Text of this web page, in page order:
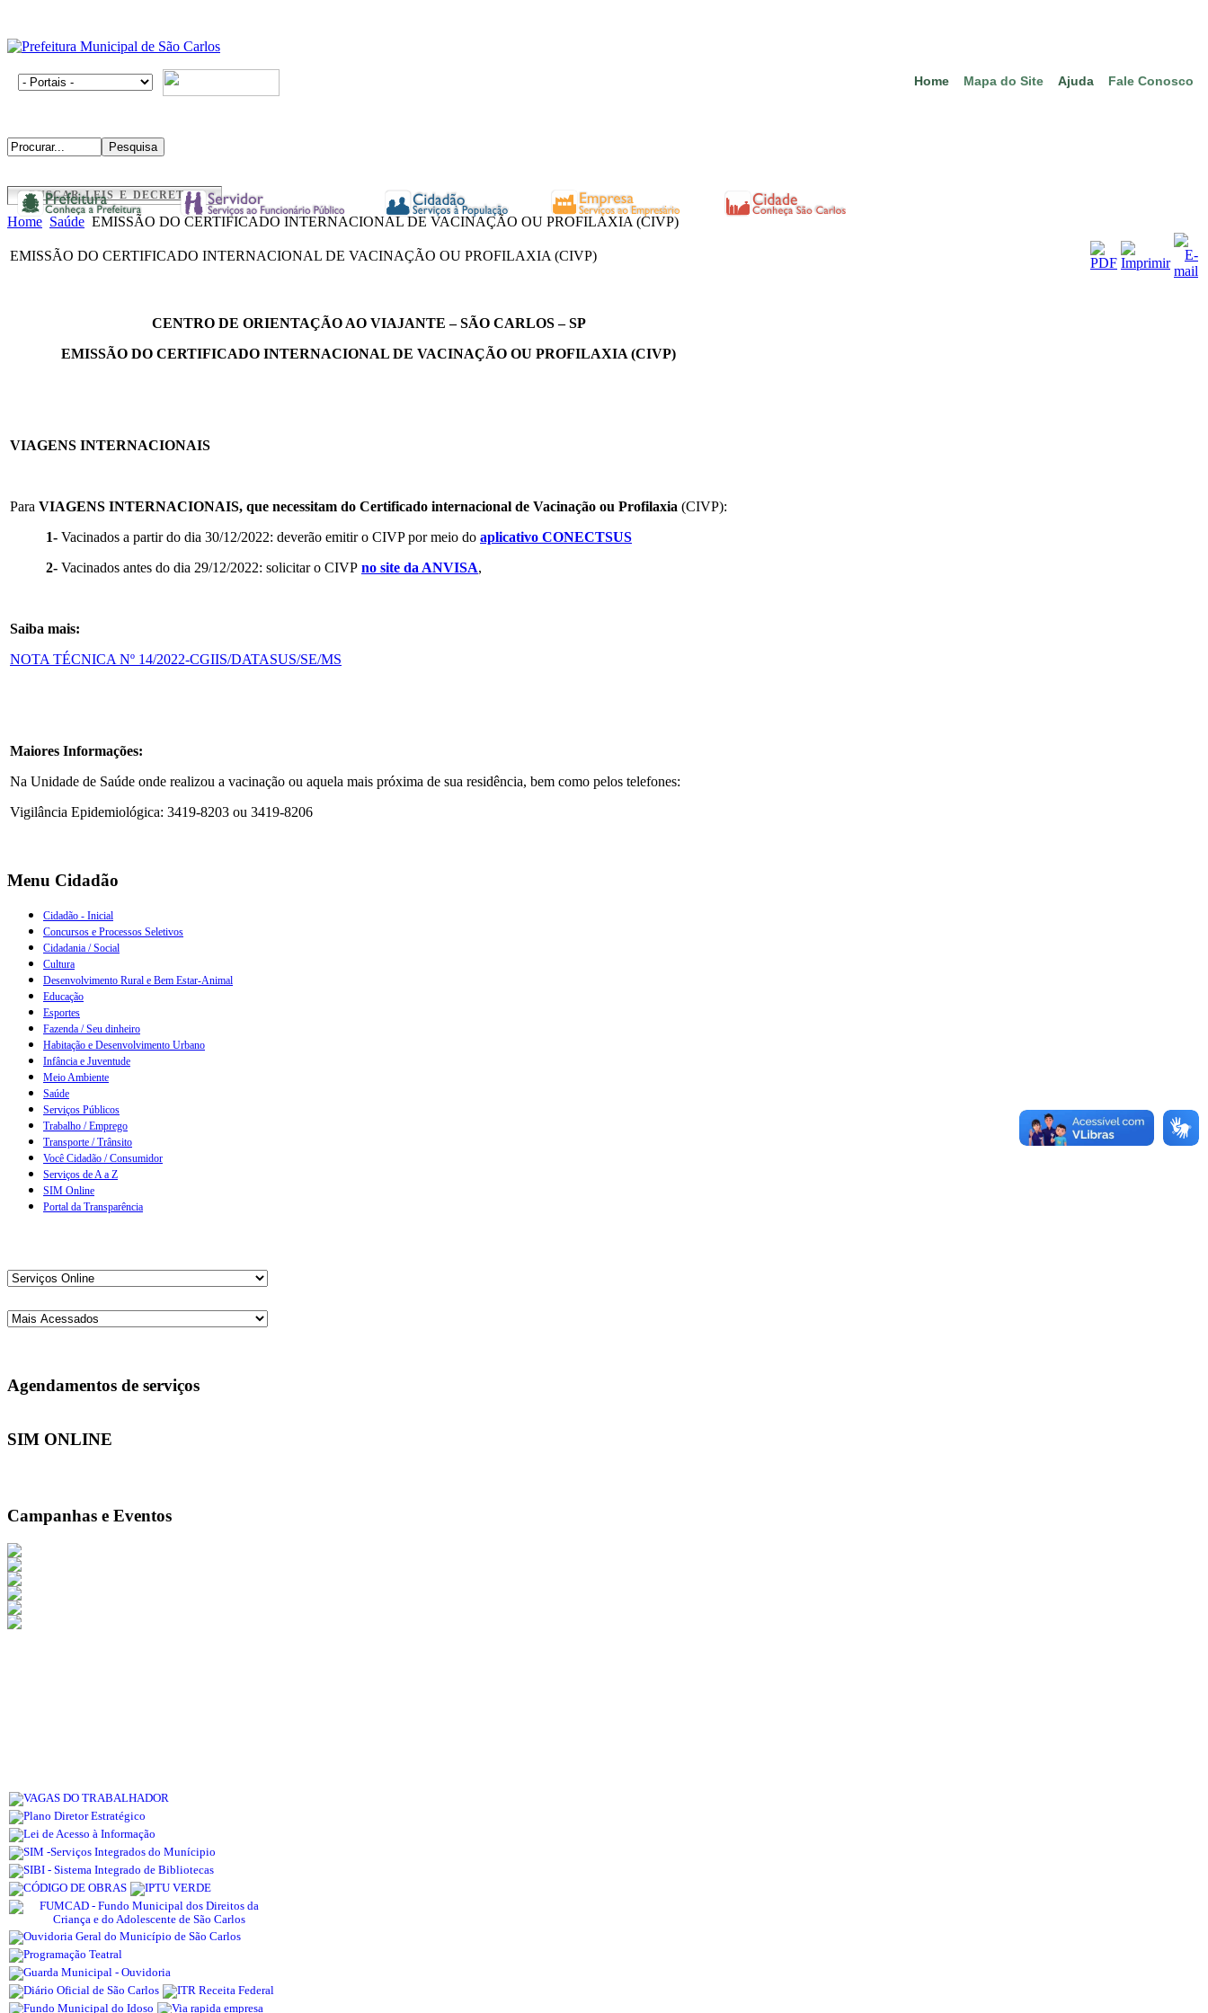
Home Mapa do Site Ajuda Fale Conosco
BUSCAR LEIS E DECRETOS
Home Saúde EMISSÃO DO CERTIFICADO INTERNACIONAL DE VACINAÇÃO OU PROFILAXIA (CIVP)
EMISSÃO DO CERTIFICADO INTERNACIONAL DE VACINAÇÃO OU PROFILAXIA (CIVP)
CENTRO DE ORIENTAÇÃO AO VIAJANTE – SÃO CARLOS – SP
EMISSÃO DO CERTIFICADO INTERNACIONAL DE VACINAÇÃO OU PROFILAXIA (CIVP)
VIAGENS INTERNACIONAIS
Para VIAGENS INTERNACIONAIS, que necessitam do Certificado internacional de Vacinação ou Profilaxia (CIVP):
1- Vacinados a partir do dia 30/12/2022: deverão emitir o CIVP por meio do aplicativo CONECTSUS
2- Vacinados antes do dia 29/12/2022: solicitar o CIVP no site da ANVISA,
Saiba mais:
NOTA TÉCNICA Nº 14/2022-CGIIS/DATASUS/SE/MS
Maiores Informações:
Na Unidade de Saúde onde realizou a vacinação ou aquela mais próxima de sua residência, bem como pelos telefones:
Vigilância Epidemiológica: 3419-8203 ou 3419-8206
Menu Cidadão
Cidadão - Inicial
Concursos e Processos Seletivos
Cidadania / Social
Cultura
Desenvolvimento Rural e Bem Estar-Animal
Educação
Esportes
Fazenda / Seu dinheiro
Habitação e Desenvolvimento Urbano
Infância e Juventude
Meio Ambiente
Saúde
Serviços Públicos
Trabalho / Emprego
Transporte / Trânsito
Você Cidadão / Consumidor
Serviços de A a Z
SIM Online
Portal da Transparência
Agendamentos de serviços
SIM ONLINE
Campanhas e Eventos